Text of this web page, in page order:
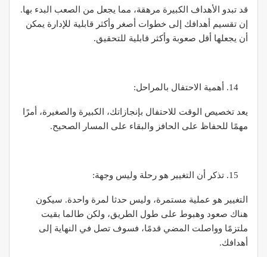
قد تبدو الأهداف الكبيرة مرهقة، مما يجعل من الصعب البدء بها.
إن تقسيم أهدافك إلى خطوات أصغر وأكثر قابلية للإدارة يمكن
أن يجعلها أقل صعوبة وأكثر قابلية للتحقيق.
أهمية الاحتفال بالمراحل:
يعد تخصيص الوقت للاحتفال بإنجازاتك، الكبيرة والصغيرة، أمرًا
مهمًا للحفاظ على الحافز والبقاء على المسار الصحيح.
تذكر أن التغيير هو رحلة وليس وجهة:
التغيير هو عملية مستمرة، وليس حدثا لمرة واحدة. سيكون
هناك صعود وهبوط على طول الطريق، ولكن طالما بقيت
ملتزمًا وواصلت المضي قدمًا، فسوف تصل في النهاية إلى
أهدافك.